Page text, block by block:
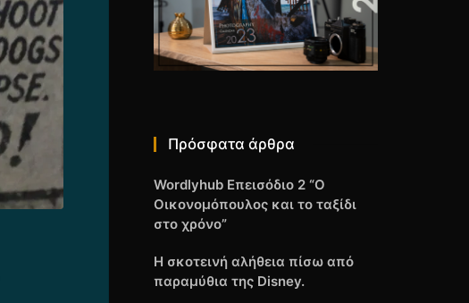
Πρόσφατα άρθρα
Wordlyhub Επεισόδιο 2 “Ο
Οικονομόπουλος και το ταξίδι
στο χρόνο”
Η σκοτεινή αλήθεια πίσω από
παραμύθια της Disney.